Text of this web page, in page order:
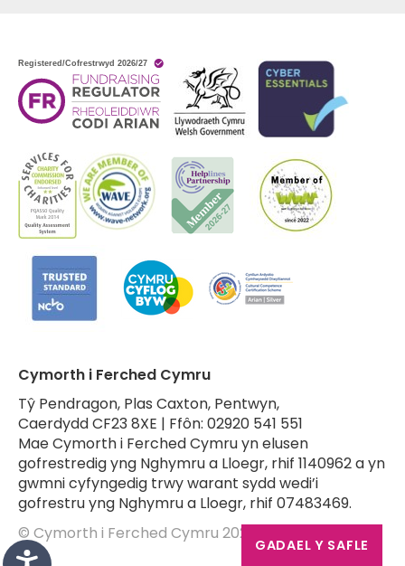
Cymorth i Ferched Cymru
Tŷ Pendragon, Plas Caxton, Pentwyn,
Caerdydd CF23 8XE | Ffôn: 02920 541 551
Mae Cymorth i Ferched Cymru yn elusen
gofrestredig yng Nghymru a Lloegr, rhif 1140962 a yn
gwmni cyfyngedig trwy warant sydd wedi’i
gofrestru yng Nghymru a Lloegr, rhif 07483469.
© Cymorth i Ferched Cymru 2026
GADAEL Y SAFLE